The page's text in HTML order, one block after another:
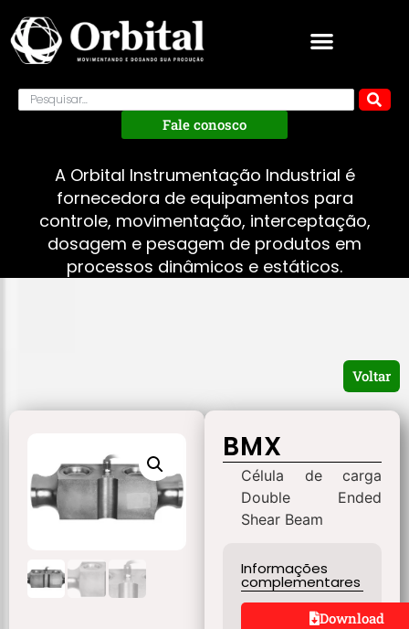
Fale conosco
A Orbital Instrumentação Industrial é
fornecedora de equipamentos para
controle, movimentação, interceptação,
dosagem e pesagem de produtos em
processos dinâmicos e estáticos.
Voltar
BMX
Célula de carga
Double Ended
Shear Beam
Informações
complementares
Download